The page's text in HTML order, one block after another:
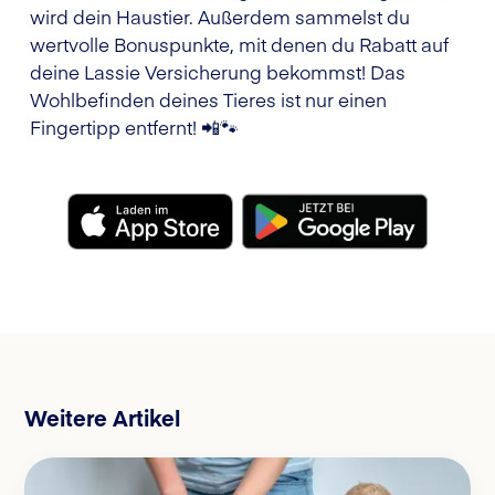
wird dein Haustier. Außerdem sammelst du
wertvolle Bonuspunkte, mit denen du Rabatt auf
deine Lassie Versicherung bekommst! Das
Wohlbefinden deines Tieres ist nur einen
Fingertipp entfernt! 📲🐾
Weitere Artikel